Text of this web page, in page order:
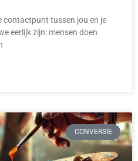
contactpunt tussen jou en je
eerlijk zijn: mensen doen
CONVERSIE